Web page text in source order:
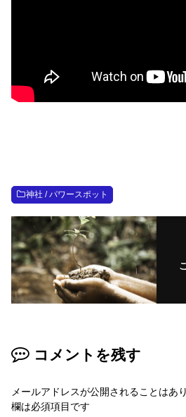
神社 / パワースポット
コメントを残す
メールアドレスが公開されることはあ
欄は必須項目です